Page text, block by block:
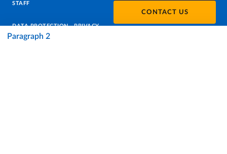
CONTACT US
Paragraph 2
STAFF
DATA PROTECTION - PRIVACY